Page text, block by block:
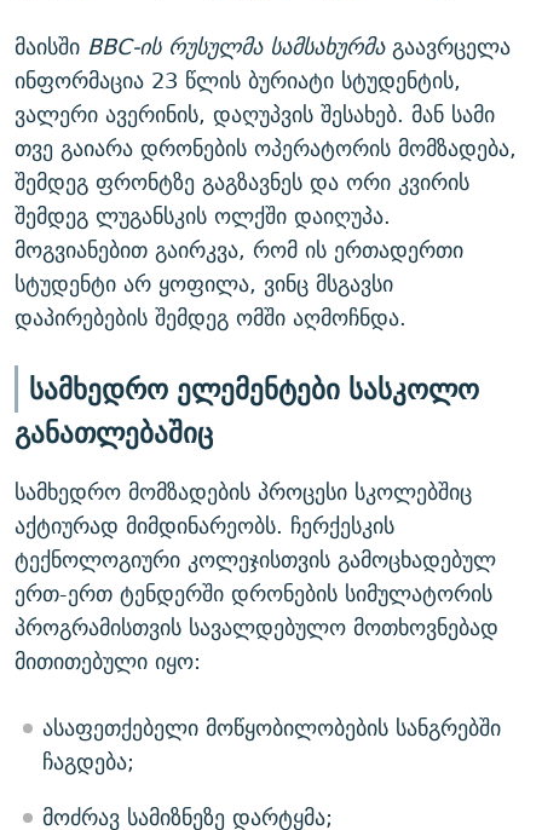
მაისში BBC-ის რუსულმა სამსახურმაგაავრცელა
ინფორმაცია 23 წლის ბურიატი სტუდენტის,
ვალერი ავერინის, დაღუპვის შესახებ. მან სამი
თვე გაიარა დრონების ოპერატორის მომზადება,
შემდეგ ფრონტზე გაგზავნეს და ორი კვირის
შემდეგ ლუგანსკის ოლქში დაიღუპა.
მოგვიანებით გაირკვა, რომ ის ერთადერთი
სტუდენტი არ ყოფილა, ვინც მსგავსი
დაპირებების შემდეგ ომში აღმოჩნდა.
სამხედრო ელემენტები სასკოლო
განათლებაშიც
სამხედრო მომზადების პროცესი სკოლებშიც
აქტიურად მიმდინარეობს. ჩერქესკის
ტექნოლოგიური კოლეჯისთვის გამოცხადებულ
ერთ-ერთ ტენდერში დრონების სიმულატორის
პროგრამისთვის სავალდებულო მოთხოვნებად
მითითებული იყო:
ასაფეთქებელი მოწყობილობების სანგრებში
ჩაგდება;
მოძრავ სამიზნეზე დარტყმა;